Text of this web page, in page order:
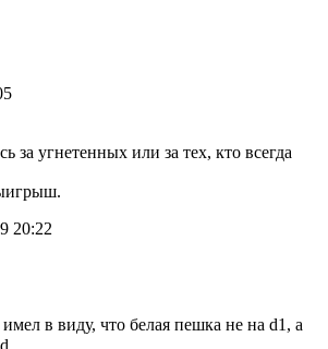
за угнетенных или за тех, кто всегда
20:22
в виду, что белая пешка не на d1, а